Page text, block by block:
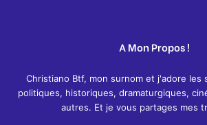
A Mon Propos !
Christiano Btf, mon surnom et j'adore les
politiques, historiques, dramaturgiques,
autres. Et je vous partages mes